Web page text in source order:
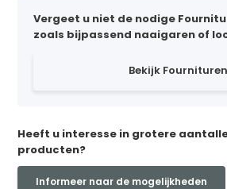
Vergeet u niet de nodige
zoals bijpassend naaigaren of
Bekijk Fournituren
Heeft u interesse in grotere
producten?
Informeer naar de mogelijkheden